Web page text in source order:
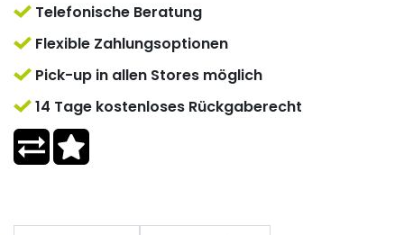
Telefonische Beratung
Flexible Zahlungsoptionen
Pick-up in allen Stores möglich
14 Tage kostenloses Rückgaberecht